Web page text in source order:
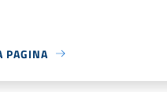
PAGINA